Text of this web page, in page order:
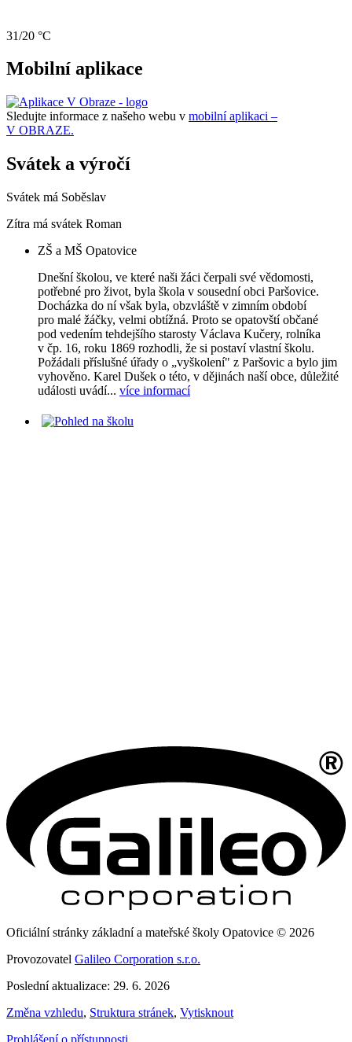
31/20 °C
Mobilní aplikace
Sledujte informace z našeho webu v mobilní aplikaci –
V OBRAZE.
Svátek a výročí
Svátek má Soběslav
Zítra má svátek Roman
ZŠ a MŠ Opatovice
Dnešní školou, ve které naši žáci čerpali své vědomosti,
potřebné pro život, byla škola v sousední obci Paršovice.
Docházka do ní však byla, obzvláště v zimním období
pro malé žáčky, velmi obtížná. Proto se opatovští občané
pod vedením tehdejšího starosty Václava Kučery, rolníka
v čp. 16, roku 1869 rozhodli, že si postaví vlastní školu.
Požádali příslušné úřady o „vyškolení" z Paršovic a bylo jim
vyhověno. Karel Dušek o této, v dějinách naší obce, důležité
události uvádí... více informací
Oficiální stránky základní a mateřské školy Opatovice © 2026
Provozovatel Galileo Corporation s.r.o.
Poslední aktualizace: 29. 6. 2026
Změna vzhledu, Struktura stránek, Vytisknout
Prohlášení o přístupnosti